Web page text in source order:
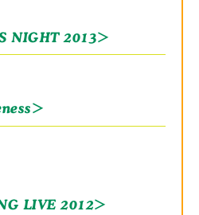
NIGHT 2013＞
＞
LIVE 2012＞